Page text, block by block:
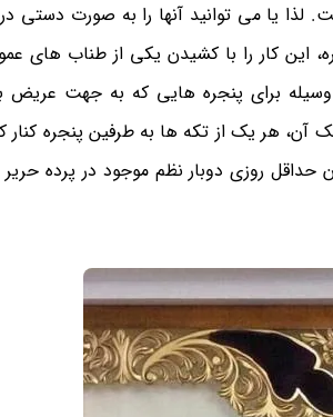
یا می توانید آنها را به صورت دستی
این کار را با کشیدن یکی از طناب های
وسیله برای پنجره هایی که به جهت عریض
آن، هر یک از تکه ها به طرفین پنجره
روزی دوبار نظم موجود در پرده حریر